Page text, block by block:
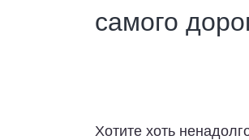
самого
Хотите хоть